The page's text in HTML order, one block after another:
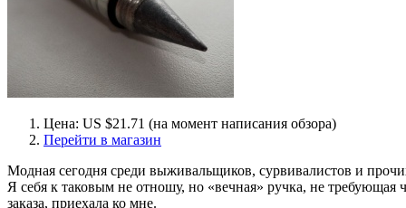
Цена: US $21.71 (на момент написания обзора)
Перейти в магазин
Модная сегодня среди выживальщиков, сурвивалистов и
Я себя к таковым не отношу, но «вечная» ручка, не
заказа, приехала ко мне.